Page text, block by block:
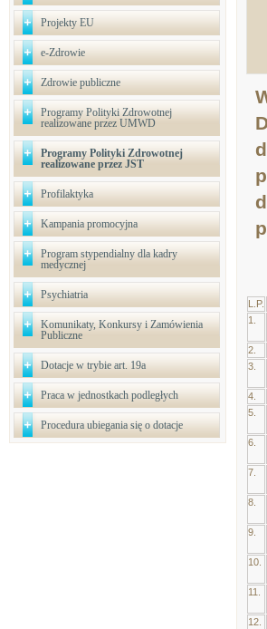
Projekty EU
e-Zdrowie
Zdrowie publiczne
Programy Polityki Zdrowotnej
realizowane przez UMWD
Programy Polityki Zdrowotnej
realizowane przez JST
Profilaktyka
Kampania promocyjna
Program stypendialny dla kadry
medycznej
Psychiatria
Komunikaty, Konkursy i Zamówienia
Publiczne
Dotacje w trybie art. 19a
Praca w jednostkach podległych
Procedura ubiegania się o dotacje
L.P.
1.
2.
3.
4.
5.
6.
7.
8.
9.
10.
11.
12.